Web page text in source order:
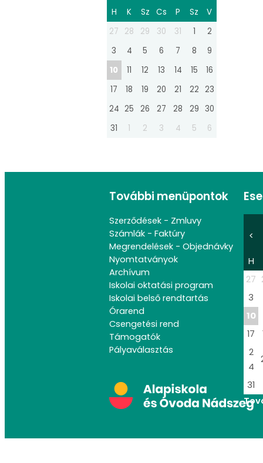
H K Sz Cs P Sz
V
27
28 29 30 31 1
2
3
4 5 6 7 8
9
10
11 12 13 14 15
16
17
18 19 20 21 22 23
24 25 26 27 28 29 30
31
1 2 3 4 5 6
További menüpontok
Szerződések - Zmluvy
Számlák - Faktúry
Megrendelések - Objednávky
Nyomtatványok
Archívum
Iskolai oktatási program
Iskolai belső rendtartás
Órarend
Csengetési rend
Támogatók
Pályaválasztás
<
H
27
3
10
17
2
4
31